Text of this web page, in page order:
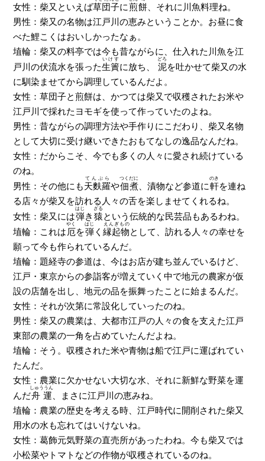
女性：柴又といえば草団子に煎餅 、それに川魚料理ね。
男性：柴又の名物は江戸川の恵みということか。お昼に食
べた鯉こくはおいしかったなぁ。
埴輪：柴又の料亭では今も昔ながらに、仕入れた川魚を江
戸川の伏流水を張った生簀
いけす
に放ち、 泥
どろ
を吐かせて柴又の水
に馴染ませてから調理しているんだよ。
女性：草団子と煎餅は、かつては柴又で収穫されたお米や
江戸川で採れたヨモギを使って作っていたのよね。
男性：昔ながらの調理方法や手作りにこだわり、柴又名物
として大切に受け継いできたおもてなしの逸品なんだね。
女性：だからこそ、今でも多くの人々に愛され続けている
のね。
男性：その他にも天麩羅
てんぷら
や佃煮
つくだに
、漬物など参道に軒
のき
を連ね
る店々が柴又を訪れる人々の舌を楽しませてくれるね。
女性：柴又には弾
はじ
き 猿
ざる
という伝統的な民芸品もあるわね。
埴輪：これは 厄
やく
を弾
はじ
く縁起物
えんぎもの
として、訪れる人々の幸せを
願って今も作られているんだ。
埴輪：題経寺の参道は、今はお店が建ち並んでいるけど、
江戸・東京からの参詣客が増えていく中で地元の農家が仮
設の店舗を出し、地元の品を振舞ったことに始まるんだ。
女性：それが次第に常設化していったのね。
男性：柴又の農業は、大都市江戸の人々の食を支えた江戸
東部の農業の一角を占めていたんだよね。
埴輪：そう。収穫された米や青物は船で江戸に運ばれてい
たんだ。
女性：農業に欠かせない大切な水、それに新鮮な野菜を運
んだ舟運
しゅううん
、まさに江戸川の恵みね。
埴輪：農業の歴史を考える時、江戸時代に開削された柴又
用水の水も忘れてはいけないね。
女性：葛飾元気野菜の直売所があったわね。今も柴又では
小松菜やトマトなどの作物が収穫されているのね。